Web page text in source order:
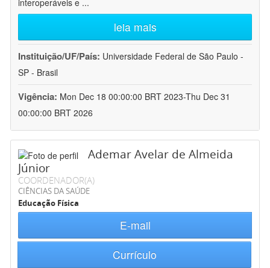
interoperáveis e ...
leia mais
Instituição/UF/País: Universidade Federal de São Paulo -
SP - Brasil
Vigência: Mon Dec 18 00:00:00 BRT 2023-Thu Dec 31
00:00:00 BRT 2026
Ademar Avelar de Almeida
Júnior
COORDENADOR(A)
CIÊNCIAS DA SAÚDE
Educação Física
E-mail
Currículo